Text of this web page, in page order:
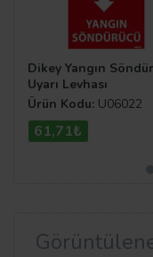
Dikey Yangın
Uyarı Levhası
Ürün Kodu: U06022
61,71₺